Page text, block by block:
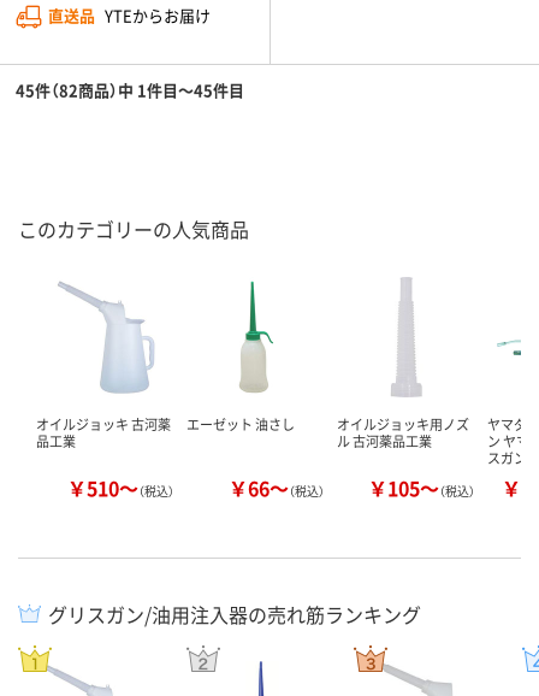
直送品 YTEからお届け
45件（82商品）中 1件目～45件目
このカテゴリーの人気商品
オイルジョッキ 古河薬
品工業
￥510～（税込）
エーゼット 油さし
￥66～（税込）
オイルジョッキ用ノズ
ル 古河薬品工業
￥105～（税込）
ヤマダ
ン ヤマ
スガン
￥
グリスガン/油用注入器の売れ筋ランキング